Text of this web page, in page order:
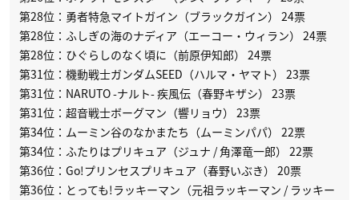
第28位：勇者特急マイトガイン（ブラックガイン） 24票
第28位：ふしぎの海のナディア（エーコー・ウィラン） 24票
第28位：ひぐらしのなく頃に（前原伊知郎） 24票
第31位：機動戦士ガンダムSEED（ハルマ・ヤマト） 23票
第31位：NARUTO -ナルト- 疾風伝（春野キザシ） 23票
第31位：超音戦士ボーグマン（響リョウ） 23票
第34位：ムーミン谷のなかまたち（ムーミンパパ） 22票
第34位：ふたりはプリキュア（ジュナ / 角澤竜一郎） 22票
第36位：Go!プリンセスプリキュア（春野いぶき） 20票
第36位：とっても!ラッキーマン（元祖ラッキーマン / ラッキー